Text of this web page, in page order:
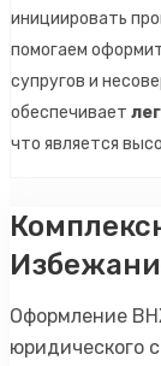
инициировать
помогаем
супругов и
обеспечивает
что является
Оформление
юридического